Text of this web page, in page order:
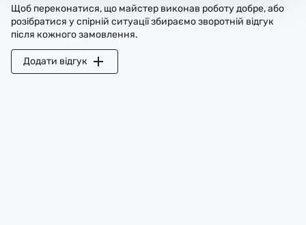
Щоб переконатися, що майстер виконав роботу добре, або
розібратися у спірній ситуації збираємо зворотній відгук
після кожного замовлення.
Додати відгук